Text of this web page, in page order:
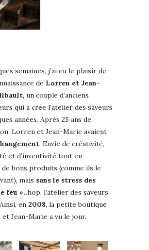
semaines, j’ai eu le plaisir de
de Lorren et Jean-
, un couple d’anciens
qui a crée l’atelier des saveurs
années. Après 25 ans de
Lorren et Jean-Marie avaient
. Envie de créativité,
et d’inventivité tout en
bons produits (comme ils le
mais sans le stress des
feu »..hop, l’atelier des saveurs
en 2008, la petite boutique
Jean-Marie a vu le jour.